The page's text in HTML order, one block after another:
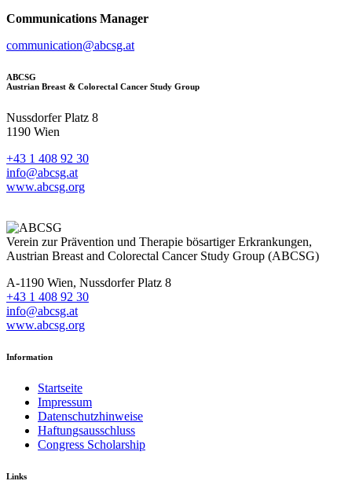
Communications Manager
communication@abcsg.at
ABCSG
Austrian Breast & Colorectal Cancer Study Group
Nussdorfer Platz 8
1190 Wien
+43 1 408 92 30
info@abcsg.at
www.abcsg.org
Verein zur Prävention und Therapie bösartiger Erkrankungen,
Austrian Breast and Colorectal Cancer Study Group (ABCSG)
A-1190 Wien, Nussdorfer Platz 8
+43 1 408 92 30
info@abcsg.at
www.abcsg.org
Information
Startseite
Impressum
Datenschutzhinweise
Haftungsausschluss
Congress Scholarship
Links